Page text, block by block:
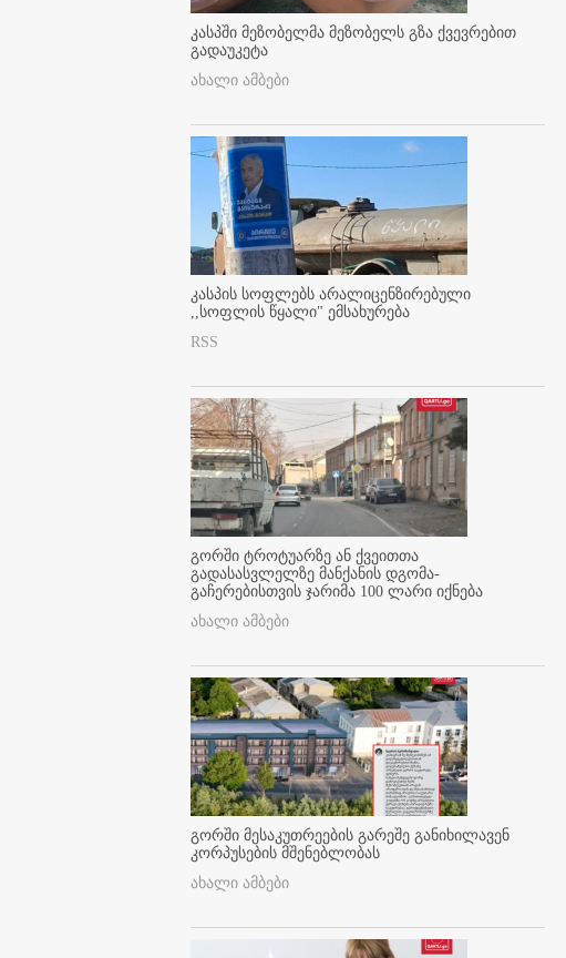
კასპში მეზობელმა მეზობელს გზა ქვევრებით
გადაუკეტა
ახალი ამბები
კასპის სოფლებს არალიცენზირებული
,,სოფლის წყალი" ემსახურება
RSS
გორში ტროტუარზე ან ქვეითთა
გადასასვლელზე მანქანის დგომა-
გაჩერებისთვის ჯარიმა 100 ლარი იქნება
ახალი ამბები
გორში მესაკუთრეების გარეშე განიხილავენ
კორპუსების მშენებლობას
ახალი ამბები